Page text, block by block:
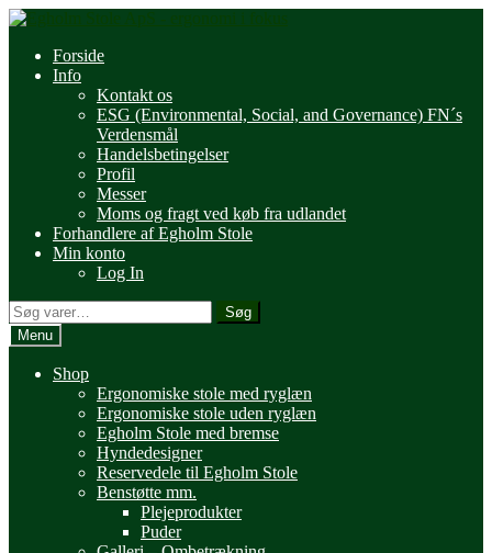
Spring
navigation
Spring
indholdForside
Info
Kontakt os
ESG (Environmental, Social, and Governance) FN´s
Verdensmål
Handelsbetingelser
Profil
Messer
Moms og fragt ved køb fra udlandet
Forhandlere af Egholm Stole
Min konto
Log In
Søg
efter:
Søg
Menu
Shop
Ergonomiske stole med ryglæn
Ergonomiske stole uden ryglæn
Egholm Stole med bremse
Hyndedesigner
Reservedele til Egholm Stole
Benstøtte mm.
Plejeprodukter
Puder